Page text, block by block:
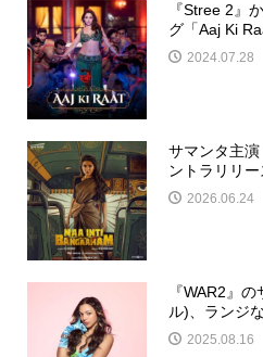
『Stree 2』
グ「Aaj Ki
2024.07.28
サマンタ主
ントラリリ
2026.06.24
『WAR2』
ル)、ランジ
2025.08.16